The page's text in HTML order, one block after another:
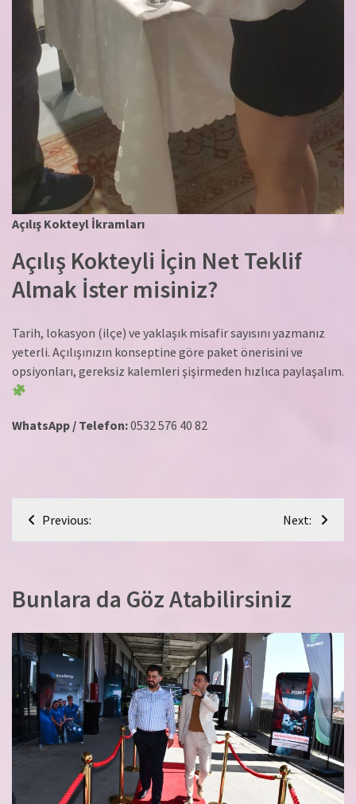
Açılış Kokteyl İkramları
Açılış Kokteyli İçin Net Teklif
Almak İster misiniz?
Tarih, lokasyon (ilçe) ve yaklaşık misafir sayısını yazmanız
yeterli. Açılışınızın konseptine göre paket önerisini ve
opsiyonları, gereksiz kalemleri şişirmeden hızlıca paylaşalım.
WhatsApp / Telefon:0532 576 40 82
Yazı
gezinmesi
Previous: Next:
Bunlara da Göz Atabilirsiniz